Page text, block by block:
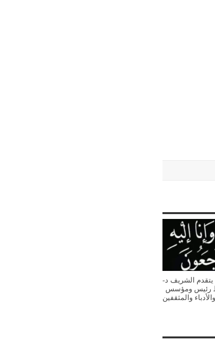
يتقدم الشريف د-
رئيس ومؤسس
والمثقفين